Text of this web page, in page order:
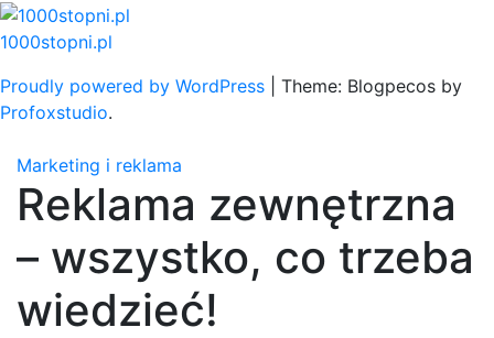
Skip
to
1000stopni.pl
Proudly powered by WordPress
Theme: Blogpecos by
Profoxstudio.
Marketing i reklama
Reklama zewnętrzna
– wszystko, co trzeba
wiedzieć!